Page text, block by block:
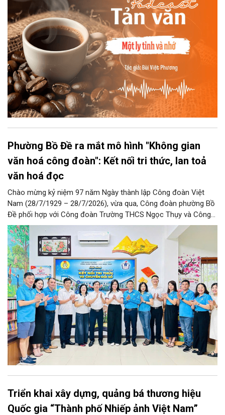
Phường Bồ Đề ra mắt mô hình "Không gian
văn hoá công đoàn": Kết nối tri thức, lan toả
văn hoá đọc
Chào mừng kỷ niệm 97 năm Ngày thành lập Công đoàn Việt
Nam (28/7/1929 – 28/7/2026), vừa qua, Công đoàn phường Bồ
Đề phối hợp với Công đoàn Trường THCS Ngọc Thụy và Công
đoàn Trường Tiểu học Ái Mộ B tổ chức Lễ ra mắt Mô hình
“Không gian văn hóa công đoàn”.
Triển khai xây dựng, quảng bá thương hiệu
Quốc gia “Thành phố Nhiếp ảnh Việt Nam”